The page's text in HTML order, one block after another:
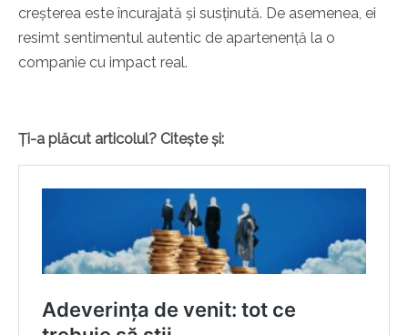
creșterea este încurajată și susținută. De asemenea, ei
resimt sentimentul autentic de apartenență la o
companie cu impact real.
Ți-a plăcut articolul? Citește și: